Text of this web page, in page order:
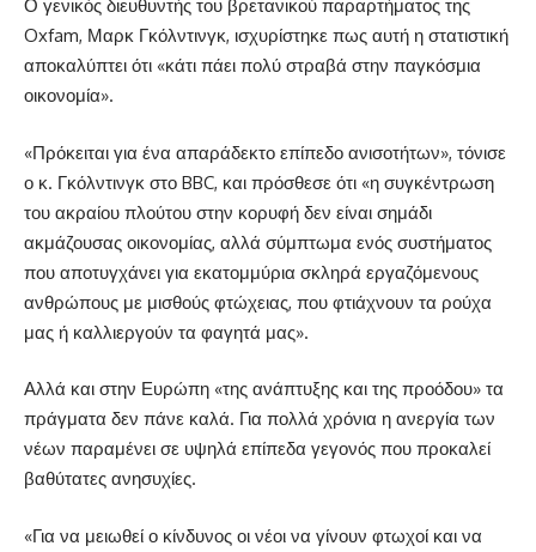
Ο γενικός διευθυντής του βρετανικού παραρτήματος της
Oxfam, Μαρκ Γκόλντινγκ, ισχυρίστηκε πως αυτή η στατιστική
αποκαλύπτει ότι «κάτι πάει πολύ στραβά στην παγκόσμια
οικονομία».
«Πρόκειται για ένα απαράδεκτο επίπεδο ανισοτήτων», τόνισε
ο κ. Γκόλντινγκ στο BBC, και πρόσθεσε ότι «η συγκέντρωση
του ακραίου πλούτου στην κορυφή δεν είναι σημάδι
ακμάζουσας οικονομίας, αλλά σύμπτωμα ενός συστήματος
που αποτυγχάνει για εκατομμύρια σκληρά εργαζόμενους
ανθρώπους με μισθούς φτώχειας, που φτιάχνουν τα ρούχα
μας ή καλλιεργούν τα φαγητά μας».
Αλλά και στην Ευρώπη «της ανάπτυξης και της προόδου» τα
πράγματα δεν πάνε καλά. Για πολλά χρόνια η ανεργία των
νέων παραμένει σε υψηλά επίπεδα γεγονός που προκαλεί
βαθύτατες ανησυχίες.
«Για να μειωθεί ο κίνδυνος οι νέοι να γίνουν φτωχοί και να